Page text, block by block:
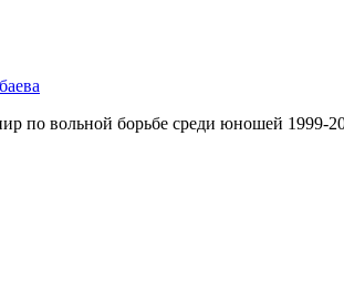
по вольной борьбе среди юношей 1999-